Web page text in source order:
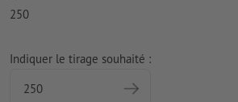
250
Indiquer le tirage souhaité :